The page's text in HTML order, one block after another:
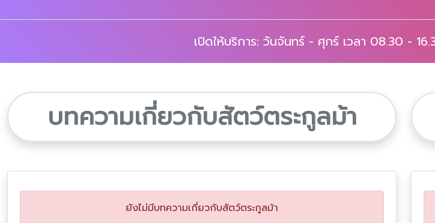
เปิดให้บริการ: วันจันทร์ - ศุกร์ เวลา 08.30 -
บทความเกี่ยวกับสัตว์ตระกูลม้า
ยังไม่มีบทความเกี่ยวกับสัตว์ตระกูลม้า